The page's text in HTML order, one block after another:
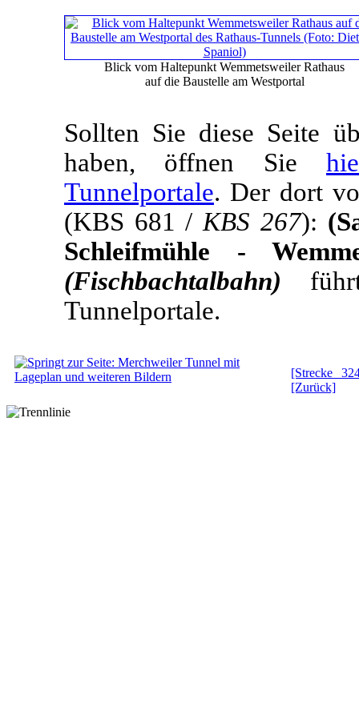
Blick vom Haltepunkt Wemmetsweiler Rathaus
auf die Baustelle am Westportal
Sollten Sie diese Seite
haben, öffnen Sie
Tunnelportale. Der dort
(KBS 681 / KBS 267):
Schleifmühle -
(Fischbachtalbahn)
Tunnelportale.
[Strecke
[Zurück]